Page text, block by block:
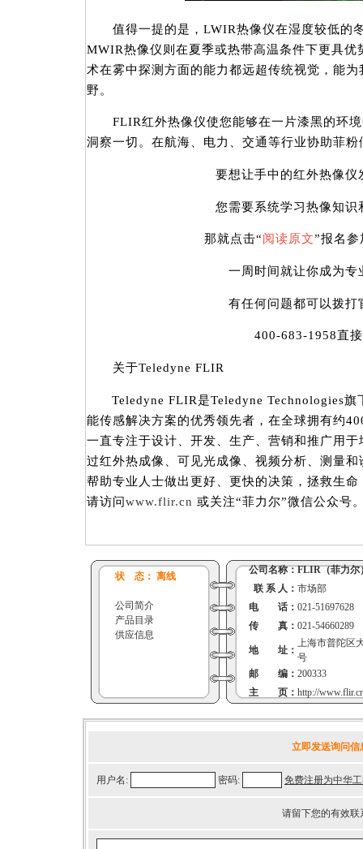
值得一提的是，LWIR热像仪在湿度较低的
MWIR热像仪则在夏季或热带高温条件下更具
术在雾中探测方面的能力都远超传统视觉，能
野。
FLIR红外热像仪使您能够在一片漆黑的环境
洞察一切。在航海、电力、交通等行业协助菲粉
要想让手中的红外热像仪
您需要系统学习热像知识
那就点击“阅读原文”报名
一周时间就让你成为专
有任何问题都可以拨打
400-683-1958直接
关于Teledyne FLIR
Teledyne FLIR是Teledyne Technologies旗
能传感解决方案的优秀领先者，在全球拥有约
一直专注于设计、开发、生产、营销和推广用
过红外热成像、可见光成像、视频分析、测量
帮助专业人士做出更好、更快的决策，拯救生
请访问www.flir.cn 或关注“菲力尔”微信公众号
状 态： 离线
公司简介
产品目录
供应信息
公司名称：FLIR（菲力尔
联 系 人： 市场部
电 话： 021-51697628
传 真： 021-54660289
地 址：
上海市普陀区
号
邮 编： 200333
主 页： http://
立即发送询问信
用户名: 密码: 免费注册为中华
请留下您的有效